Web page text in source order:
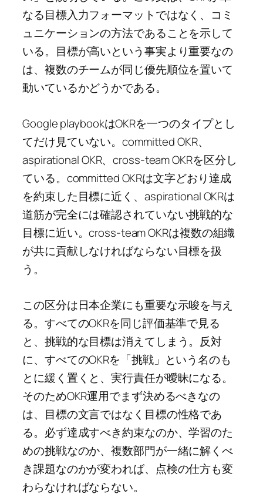
なる目標入力フォーマットではなく、コミ
ュニケーションの方法であることを示して
いる。目標が高いという事実より重要なの
は、複数のチームが同じ優先順位を置いて
動いているかどうかである。
Google playbookはOKRを一つのタイプとし
てだけ見ていない。committed OKR、
aspirational OKR、cross-team OKRを区分し
ている。committed OKRは文字どおり達成
を約束した目標に近く、aspirational OKRは
道筋が完全には確認されていない挑戦的な
目標に近い。cross-team OKRは複数の組織
が共に貢献しなければならない目標を扱
う。
この区分は日本企業にも重要な示唆を与え
る。すべてのOKRを同じ評価基準で見る
と、挑戦的な目標は消えてしまう。反対
に、すべてのOKRを「挑戦」という名のも
とに緩く置くと、実行責任が曖昧になる。
そのためOKR運用でまず決めるべきなの
は、目標の文言ではなく目標の性格であ
る。必ず達成すべき約束なのか、学習のた
めの挑戦なのか、複数部門が一緒に解くべ
き課題なのかが変われば、点検の仕方も変
わらなければならない。